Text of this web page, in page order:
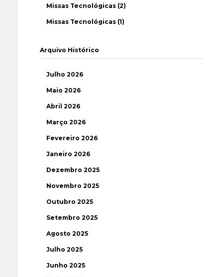
Missas Tecnológicas (2)
Missas Tecnológicas (1)
Arquivo Histórico
Julho 2026
Maio 2026
Abril 2026
Março 2026
Fevereiro 2026
Janeiro 2026
Dezembro 2025
Novembro 2025
Outubro 2025
Setembro 2025
Agosto 2025
Julho 2025
Junho 2025